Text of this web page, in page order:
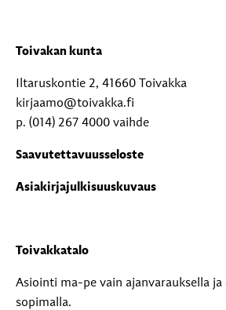
Toivakan kunta
Iltaruskontie 2, 41660 Toivakka
kirjaamo@toivakka.fi
p. (014) 267 4000 vaihde
Saavutettavuusseloste
Asiakirjajulkisuuskuvaus
Toivakkatalo
Asiointi ma-pe vain ajanvarauksella ja
sopimalla.